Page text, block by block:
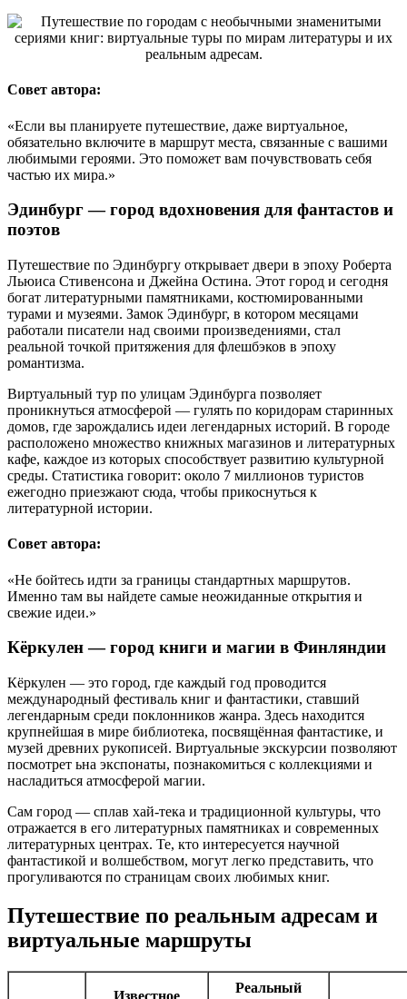
Совет автора:
«Если вы планируете путешествие, даже виртуальное,
обязательно включите в маршрут места, связанные с вашими
любимыми героями. Это поможет вам почувствовать себя
частью их мира.»
Эдинбург — город вдохновения для фантастов и
поэтов
Путешествие по Эдинбургу открывает двери в эпоху Роберта
Льюиса Стивенсона и Джейна Остина. Этот город и сегодня
богат литературными памятниками, костюмированными
турами и музеями. Замок Эдинбург, в котором месяцами
работали писатели над своими произведениями, стал
реальной точкой притяжения для флешбэков в эпоху
романтизма.
Виртуальный тур по улицам Эдинбурга позволяет
проникнуться атмосферой — гулять по коридорам старинных
домов, где зарождались идеи легендарных историй. В городе
расположено множество книжных магазинов и литературных
кафе, каждое из которых способствует развитию культурной
среды. Статистика говорит: около 7 миллионов туристов
ежегодно приезжают сюда, чтобы прикоснуться к
литературной истории.
Совет автора:
«Не бойтесь идти за границы стандартных маршрутов.
Именно там вы найдете самые неожиданные открытия и
свежие идеи.»
Кёркулен — город книги и магии в Финляндии
Кёркулен — это город, где каждый год проводится
международный фестиваль книг и фантастики, ставший
легендарным среди поклонников жанра. Здесь находится
крупнейшая в мире библиотека, посвящённая фантастике, и
музей древних рукописей. Виртуальные экскурсии позволяют
посмотрет ьна экспонаты, познакомиться с коллекциями и
насладиться атмосферой магии.
Сам город — сплав хай-тека и традиционной культуры, что
отражается в его литературных памятниках и современных
литературных центрах. Те, кто интересуется научной
фантастикой и волшебством, могут легко представить, что
прогуливаются по страницам своих любимых книг.
Путешествие по реальным адресам и
виртуальные маршруты
Известное
Реальный